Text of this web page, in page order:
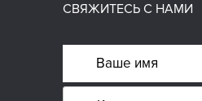
СВЯЖИТЕСЬ С НАМИ